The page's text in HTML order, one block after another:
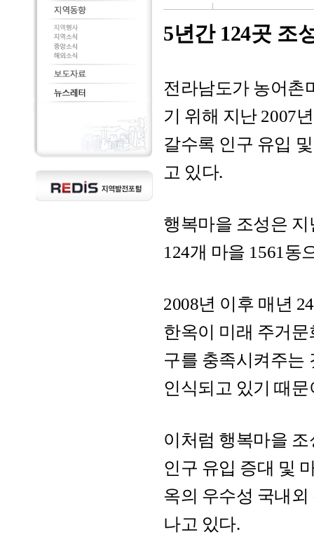
5년간 124곳 조
전라남도가 농어촌
기 위해 지난 2007
갈수록 인구 유입
고 있다.
행복마을 조성은 지
124개 마을 1561동
2008년 이후 매년
한옥이 미래 주거
구를 충족시켜주는
인식되고 있기 때
이처럼 행복마을
인구 유입 증대 및
옥의 우수성 국내
나고 있다.